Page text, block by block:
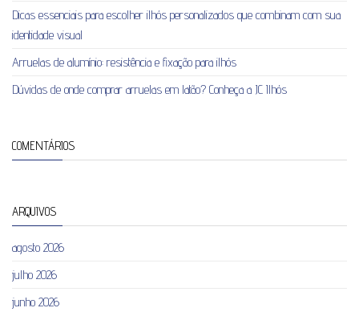
Dicas essenciais para escolher ilhós personalizados que combinam com sua
identidade visual
Arruelas de alumínio: resistência e fixação para ilhós
Dúvidas de onde comprar arruelas em latão? Conheça a JC Ilhós
COMENTÁRIOS
ARQUIVOS
agosto 2026
julho 2026
junho 2026